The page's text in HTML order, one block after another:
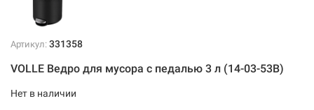
Артикул: 331358
VOLLE Ведро для мусора с педалью 3 л (14-03-53B)
Нет в наличии